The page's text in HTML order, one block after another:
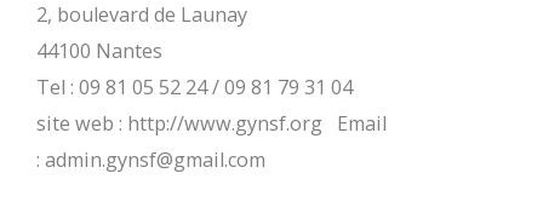
2, boulevard de Launay
44100 Nantes
Tel : 09 81 05 52 24 / 09 81 79 31 04
site web : http://www.gynsf.org Email
: admin.gynsf@gmail.com